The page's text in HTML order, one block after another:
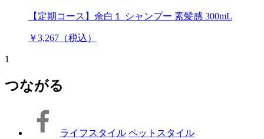
【定期コース】余白１ シャンプー 素髪感 300mL
￥3,267（税込）
1
つながる
ライフスタイル ペットスタイル